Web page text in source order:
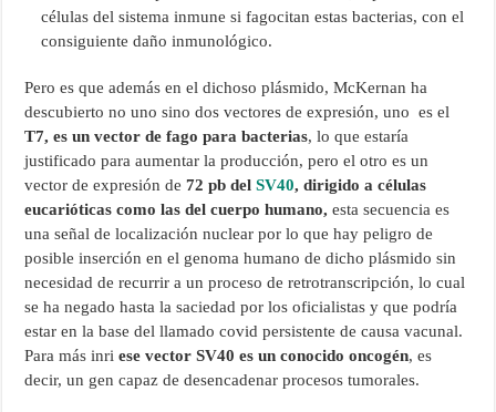
células del sistema inmune si fagocitan estas bacterias, con el
consiguiente daño inmunológico.
Pero es que además en el dichoso plásmido, McKernan ha
descubierto no uno sino dos vectores de expresión, uno es el
T7, es un vector de fago para bacterias, lo que estaría
justificado para aumentar la producción, pero el otro es un
vector de expresión de72 pb delSV40, dirigido a células
eucarióticas como las del cuerpo humano, esta secuencia es
una señal de localización nuclear por lo que hay peligro de
posible inserción en el genoma humano de dicho plásmido sin
necesidad de recurrir a un proceso de retrotranscripción, lo cual
se ha negado hasta la saciedad por los oficialistas y que podría
estar en la base del llamado covid persistente de causa vacunal.
Para más inriese vector SV40 es un conocido oncogén, es
decir, un gen capaz de desencadenar procesos tumorales.